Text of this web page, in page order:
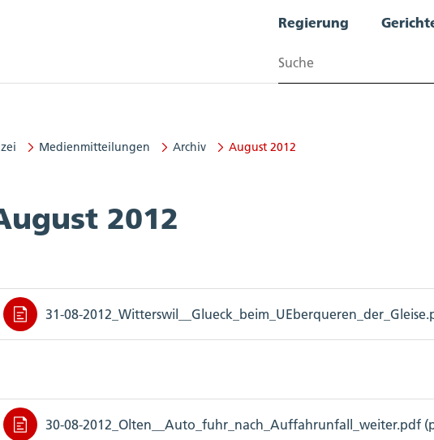
Regierung
Suchen
Medienmitteilungen Archiv August 2012
2012
31-08-
30-08-2012_Olten__Auto_fuhr_nach_Auffahrunfall_weiter.pdf